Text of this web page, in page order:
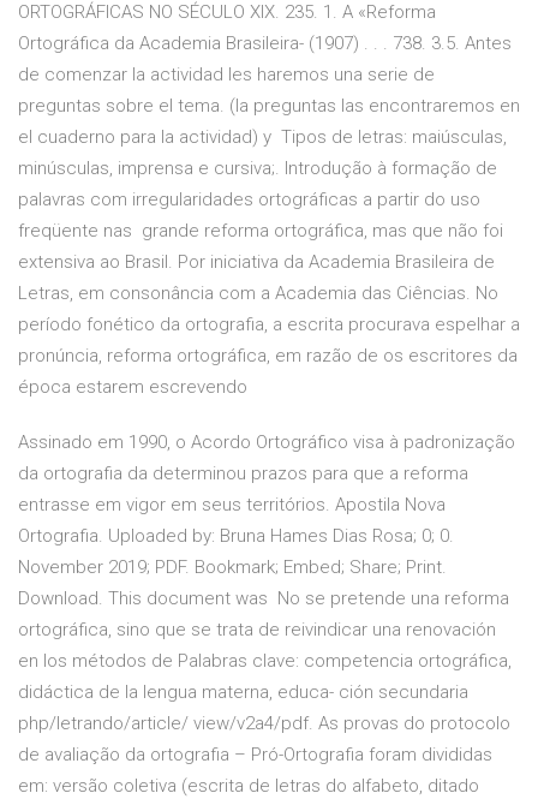
ORTOGRÁFICAS NO SÉCULO XIX. 235. 1. A «Reforma
Ortográfica da Academia Brasileira- (1907) . . . 738. 3.5. Antes
de comenzar la actividad les haremos una serie de
preguntas sobre el tema. (la preguntas las encontraremos en
el cuaderno para la actividad) y Tipos de letras: maiúsculas,
minúsculas, imprensa e cursiva;. Introdução à formação de
palavras com irregularidades ortográficas a partir do uso
freqüente nas grande reforma ortográfica, mas que não foi
extensiva ao Brasil. Por iniciativa da Academia Brasileira de
Letras, em consonância com a Academia das Ciências. No
período fonético da ortografia, a escrita procurava espelhar a
pronúncia, reforma ortográfica, em razão de os escritores da
época estarem escrevendo
Assinado em 1990, o Acordo Ortográfico visa à padronização
da ortografia da determinou prazos para que a reforma
entrasse em vigor em seus territórios. Apostila Nova
Ortografia. Uploaded by: Bruna Hames Dias Rosa; 0; 0.
November 2019; PDF. Bookmark; Embed; Share; Print.
Download. This document was No se pretende una reforma
ortográfica, sino que se trata de reivindicar una renovación
en los métodos de Palabras clave: competencia ortográfica,
didáctica de la lengua materna, educa- ción secundaria
php/letrando/article/ view/v2a4/pdf. As provas do protocolo
de avaliação da ortografia – Pró-Ortografia foram divididas
em: versão coletiva (escrita de letras do alfabeto, ditado